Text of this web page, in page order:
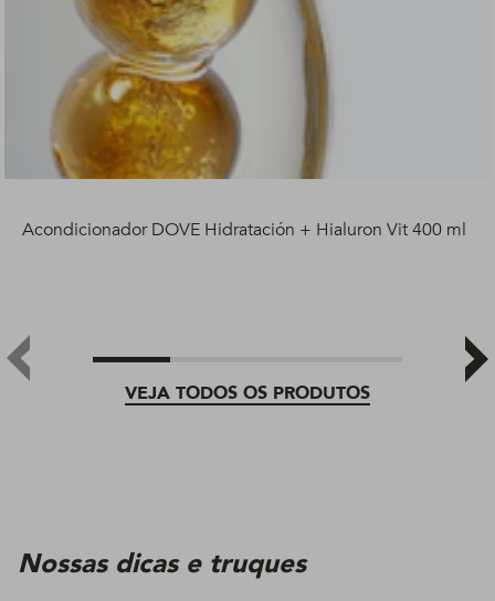
VEJA TODOS OS PRODUTOS
Acondicionador DOVE Hidratación + Hialuron Vit 400 ml
Nossas dicas e truques